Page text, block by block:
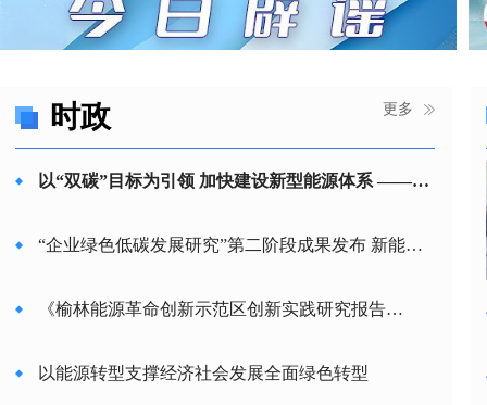
时政 更多
以“双碳”目标为引领 加快建设新型能源体系 ——二
〇二六能源经济与碳达峰碳中和高质量发展论坛发
言摘编
“企业绿色低碳发展研究”第二阶段成果发布 新能源
汽车全产业链低碳路径成形
《榆林能源革命创新示范区创新实践研究报告
（2026）》发布
以能源转型支撑经济社会发展全面绿色转型